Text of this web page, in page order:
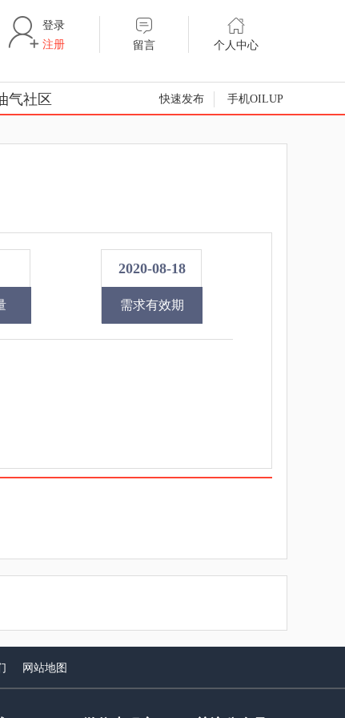
登录
注册
留言 个人中心
气社区 手机OILUP
快速发布
2020-08-18
需求有效期
网站地图